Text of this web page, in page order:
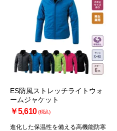
ES防風ストレッチライトウォ
ームジャケット
￥5,610(税込)
進化した保温性を備える高機能防寒